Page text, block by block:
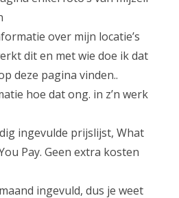
over mijn locatie’s
dit en met wie doe ik dat
deze pagina vinden..
hoe dat ong. in z’n werk
ingevulde prijslijst, What
Pay. Geen extra kosten
ingevuld, dus je weet